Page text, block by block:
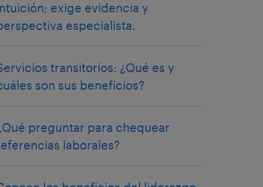
exige evidencia y
especialista.
transitorios: ¿Qué es y
son sus beneficios?
preguntar para chequear
laborales?